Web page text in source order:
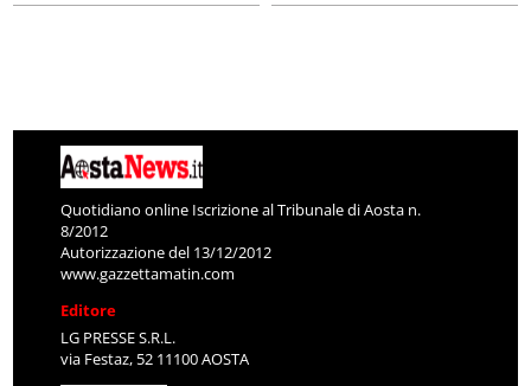
Quotidiano online Iscrizione al Tribunale di Aosta n.
8/2012
Autorizzazione del 13/12/2012
www.gazzettamatin.com
Editore
LG PRESSE S.R.L.
via Festaz, 52 11100 AOSTA